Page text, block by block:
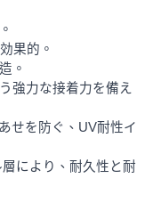
果的。
。
強力な接着力を備え
せを防ぐ、UV耐性イ
により、耐久性と耐